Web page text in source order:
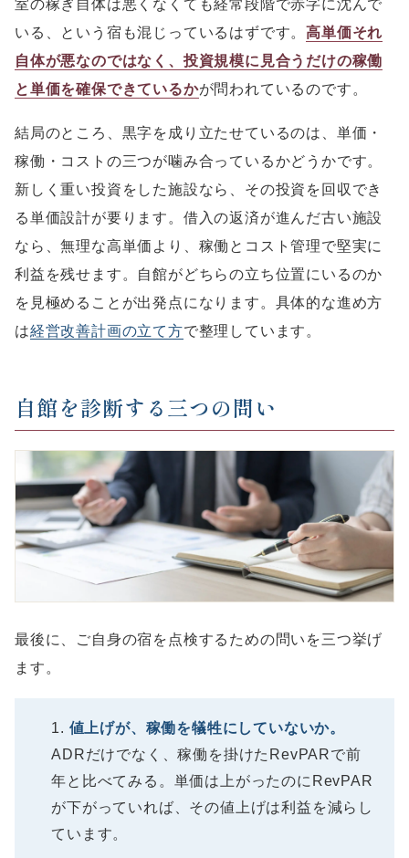
室の稼ぎ自体は悪くなくても経常段階で赤字に沈んで
いる、という宿も混じっているはずです。高単価それ
自体が悪なのではなく、投資規模に見合うだけの稼働
と単価を確保できているかが問われているのです。
結局のところ、黒字を成り立たせているのは、単価・
稼働・コストの三つが噛み合っているかどうかです。
新しく重い投資をした施設なら、その投資を回収でき
る単価設計が要ります。借入の返済が進んだ古い施設
なら、無理な高単価より、稼働とコスト管理で堅実に
利益を残せます。自館がどちらの立ち位置にいるのか
を見極めることが出発点になります。具体的な進め方
は経営改善計画の立て方で整理しています。
自館を診断する三つの問い
最後に、ご自身の宿を点検するための問いを三つ挙げ
ます。
値上げが、稼働を犠牲にしていないか。
ADRだけでなく、稼働を掛けたRevPARで前
年と比べてみる。単価は上がったのにRevPAR
が下がっていれば、その値上げは利益を減らし
ています。